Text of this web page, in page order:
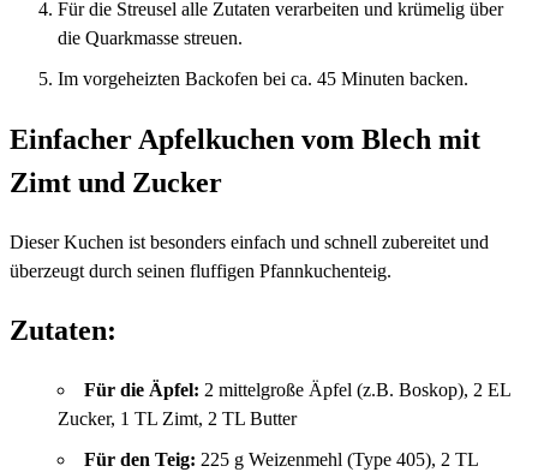
Für die Streusel alle Zutaten verarbeiten und krümelig über
die Quarkmasse streuen.
Im vorgeheizten Backofen bei ca. 45 Minuten backen.
Einfacher Apfelkuchen vom Blech mit
Zimt und Zucker
Dieser Kuchen ist besonders einfach und schnell zubereitet und
überzeugt durch seinen fluffigen Pfannkuchenteig.
Zutaten:
Für die Äpfel: 2 mittelgroße Äpfel (z.B. Boskop), 2 EL
Zucker, 1 TL Zimt, 2 TL Butter
Für den Teig: 225 g Weizenmehl (Type 405), 2 TL